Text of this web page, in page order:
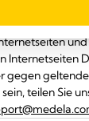
Einfluss
Internetseiten
gegen
teilen Sie